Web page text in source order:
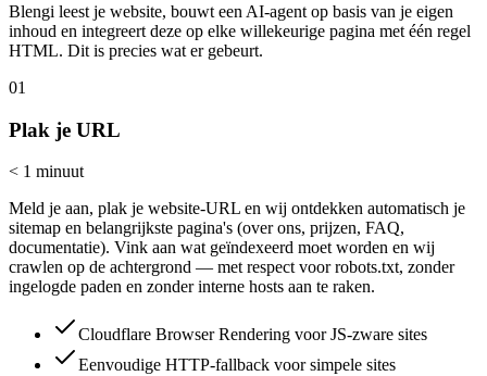
Blengi leest je website, bouwt een AI-agent op basis van je eigen
inhoud en integreert deze op elke willekeurige pagina met één regel
HTML. Dit is precies wat er gebeurt.
01
Plak je URL
< 1 minuut
Meld je aan, plak je website-URL en wij ontdekken automatisch je
sitemap en belangrijkste pagina's (over ons, prijzen, FAQ,
documentatie). Vink aan wat geïndexeerd moet worden en wij
crawlen op de achtergrond — met respect voor robots.txt, zonder
ingelogde paden en zonder interne hosts aan te raken.
Cloudflare Browser Rendering voor JS-zware sites
Eenvoudige HTTP-fallback voor simpele sites